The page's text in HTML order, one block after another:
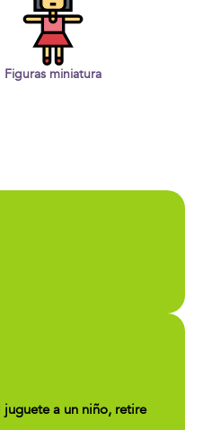
Figuras miniatura
juguete a un niño, retire